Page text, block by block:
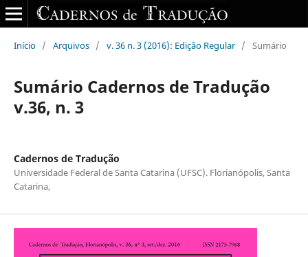
Início / Arquivos / v. 36 n. 3 (2016): Edição Regular / Sumário
Sumário Cadernos de Tradução
v.36, n. 3
Cadernos de Tradução
Universidade Federal de Santa Catarina (UFSC). Florianópolis, Santa
Catarina,